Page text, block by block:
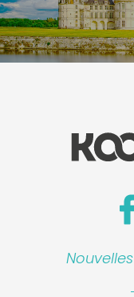
Nouvelles